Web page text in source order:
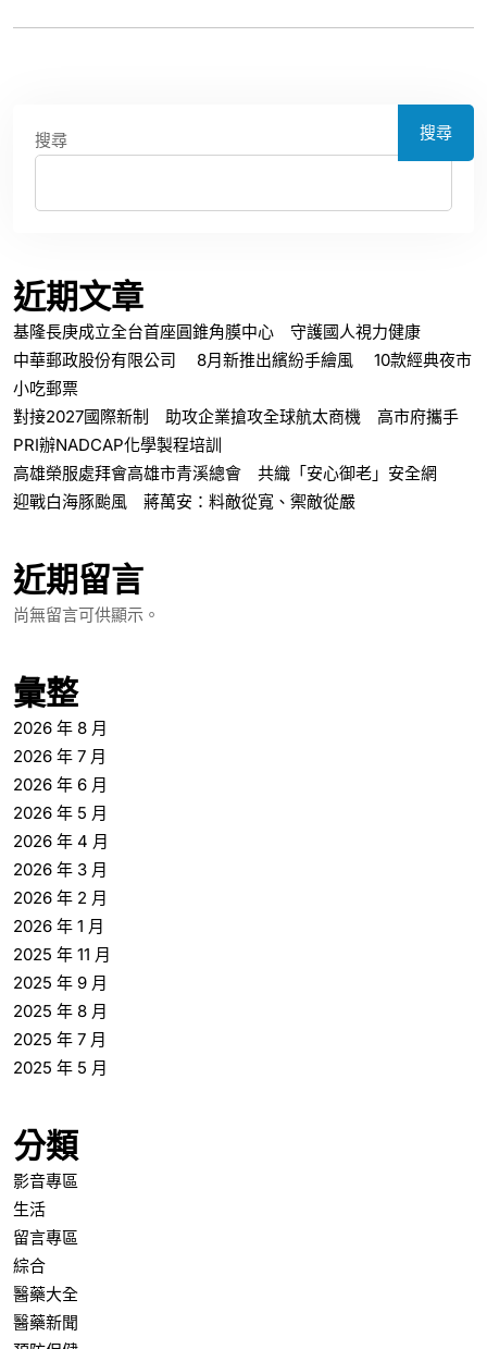
搜尋 搜尋
近期文章
基隆長庚成立全台首座圓錐角膜中心 守護國人視力健康
中華郵政股份有限公司 8月新推出繽紛手繪風 10款經典夜市
小吃郵票
對接2027國際新制 助攻企業搶攻全球航太商機 高市府攜手
PRI辦NADCAP化學製程培訓
高雄榮服處拜會高雄市青溪總會 共織「安心御老」安全網
迎戰白海豚颱風 蔣萬安：料敵從寬、禦敵從嚴
近期留言
尚無留言可供顯示。
彙整
2026 年 8 月
2026 年 7 月
2026 年 6 月
2026 年 5 月
2026 年 4 月
2026 年 3 月
2026 年 2 月
2026 年 1 月
2025 年 11 月
2025 年 9 月
2025 年 8 月
2025 年 7 月
2025 年 5 月
分類
影音專區
生活
留言專區
綜合
醫藥大全
醫藥新聞